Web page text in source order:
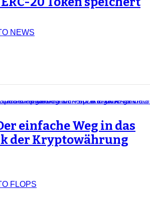
NEWS
einfache Weg in das
der Kryptowährung
FLOPS